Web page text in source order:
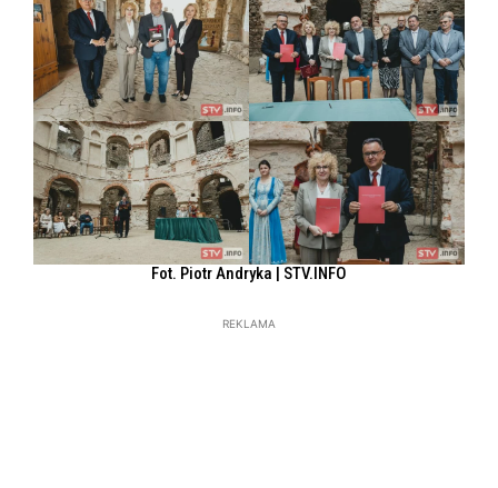
Fot. Piotr Andryka | STV.INFO
REKLAMA